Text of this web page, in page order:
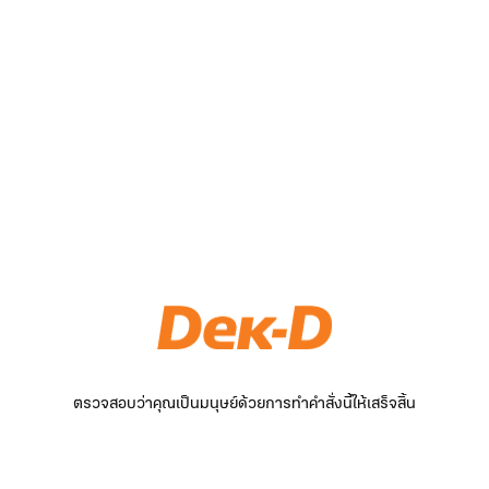
ตรวจสอบว่าคุณเป็นมนุษย์ด้วยการทำคำสั่งนี้ให้เสร็จสิ้น